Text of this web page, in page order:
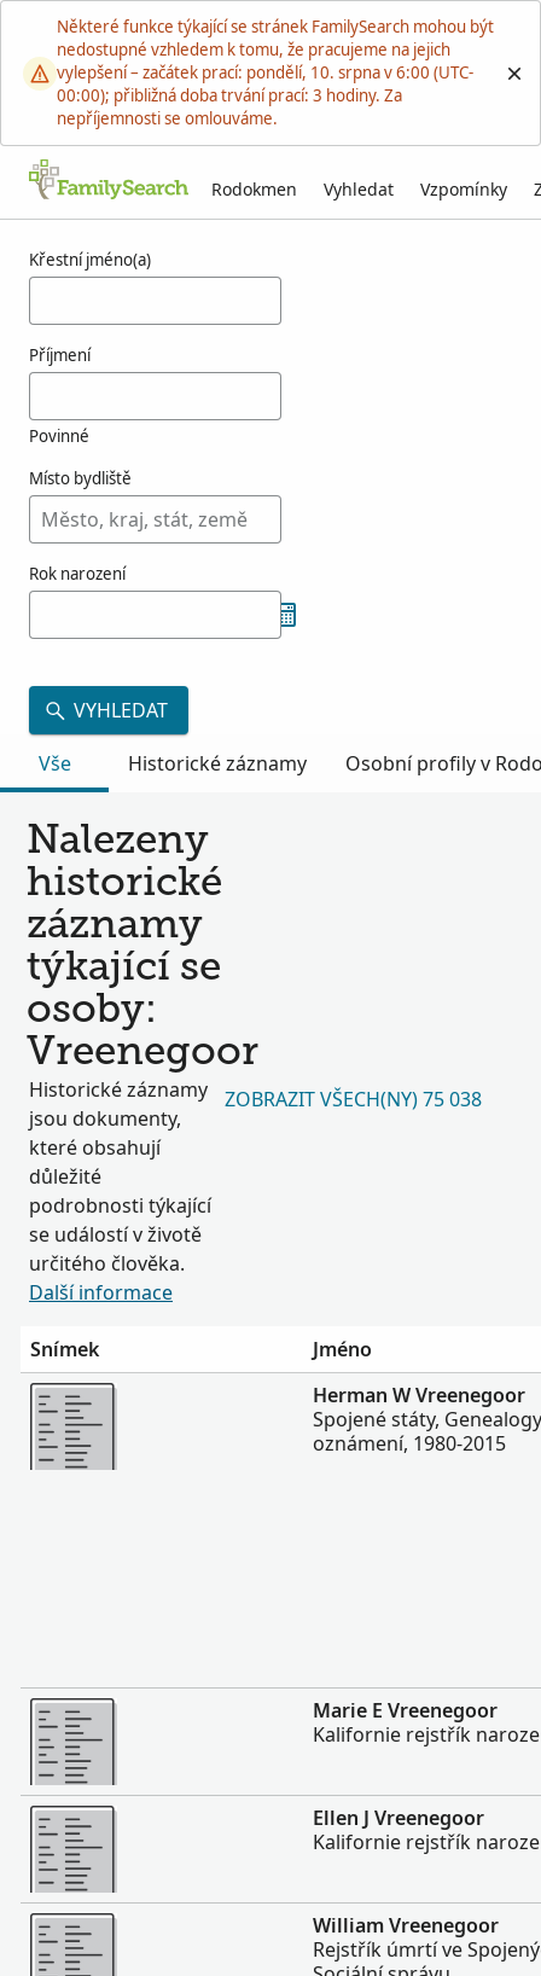
Některé funkce týkající se stránek FamilySearch mohou být
nedostupné vzhledem k tomu, že pracujeme na jejich
vylepšení – začátek prací: pondělí, 10. srpna v 6:00 (UTC-
00:00); přibližná doba trvání prací: 3 hodiny. Za
nepříjemnosti se omlouváme.
Rodokmen Vyhledat Vzpomínky
Křestní jméno(a)
Příjmení
Povinné
Místo bydliště
Rok narození
VYHLEDAT
Vše
Historické záznamy Osobní profily v
Nalezeny
historické
záznamy
týkající se
osoby:
Vreenegoor
Historické záznamy
jsou dokumenty,
které obsahují
důležité
podrobnosti týkající
se událostí v životě
určitého člověka.
Další informace
ZOBRAZIT VŠECH(NY) 75 038
Snímek
Jméno
Více
Herman W Vreenegoor
Spojené státy,
oznámení, 1980-2015
Více
Marie E Vreenegoor
Kalifornie rejstřík
Více
Ellen J Vreenegoor
Kalifornie rejstřík
Více
William Vreenegoor
Rejstřík úmrtí ve